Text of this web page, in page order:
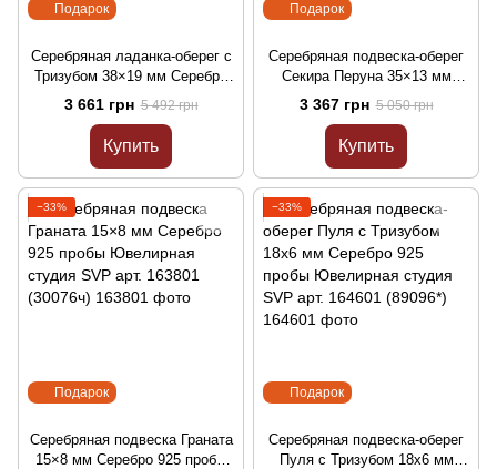
Подарок
Серебряная ладанка-оберег с
Тризубом 38×19 мм Серебро
925 пробы Ювелирная студия
SVP арт. 163601 (П2/261)
3 661 грн 5 492 грн
Купить
Подарок
Серебряная подвеска-оберег
Секира Перуна 35×13 мм
Серебро 925 пробы
Ювелирная студия SVP арт.
163701 (30066ч)
3 367 грн 5 050 грн
Купить
Подарок
−33%
Серебряная подвеска Граната
15×8 мм Серебро 925 пробы
Подарок
−33%
Серебряная подвеска-оберег
Пуля с Тризубом 18х6 мм